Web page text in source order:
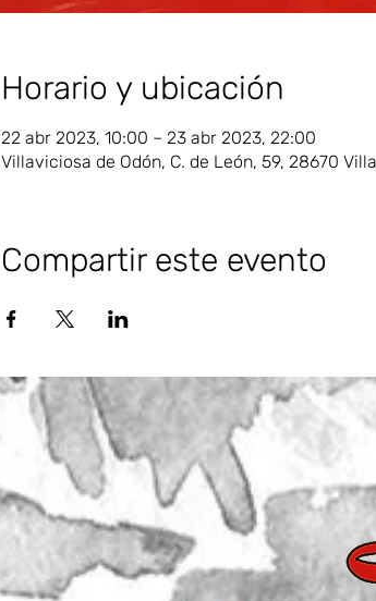
Horario y ubicación
22 abr 2023, 10:00 – 23 abr 2023, 22:00
Villaviciosa de Odón, C. de León, 59, 28670
Compartir este evento